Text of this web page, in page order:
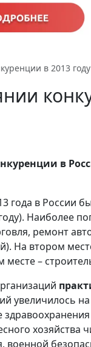
в 2013 году
в
года в России
Наиболее
ремонт
На втором
–
п
увеличилось
хозяйства
военной